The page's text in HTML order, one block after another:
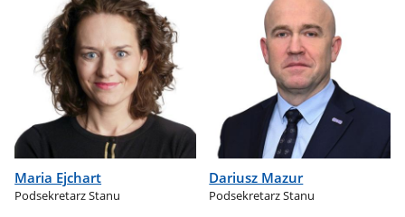
Maria Ejchart
Podsekretarz Stanu
Dariusz Mazur
Podsekretarz Stanu